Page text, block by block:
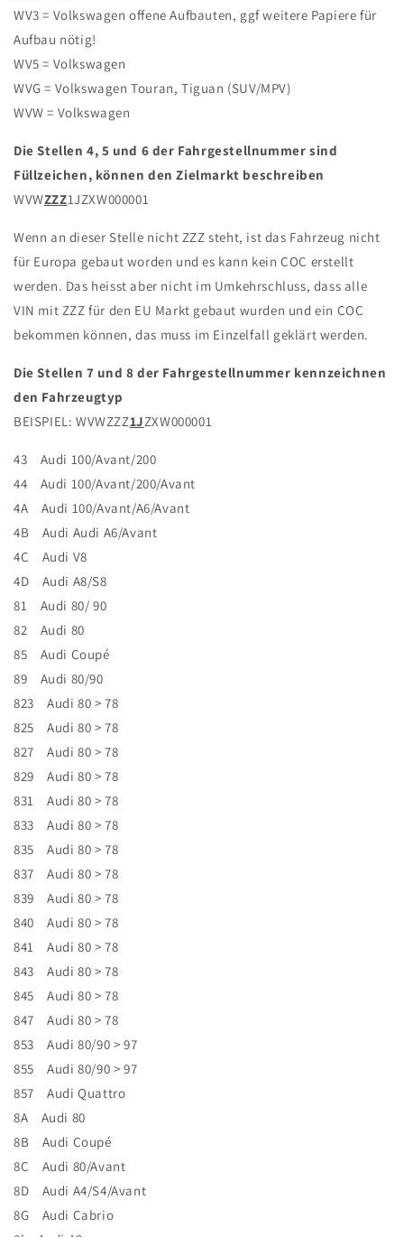
WV3 = Volkswagen offene Aufbauten, ggf weitere Papiere für
Aufbau nötig!
WV5 = Volkswagen
WVG = Volkswagen Touran, Tiguan (SUV/MPV)
WVW = Volkswagen
Die Stellen 4, 5 und 6 der Fahrgestellnummer sind
Füllzeichen, können den Zielmarkt beschreiben
WVWZZZ1JZXW000001
Wenn an dieser Stelle nicht ZZZ steht, ist das Fahrzeug nicht
für Europa gebaut worden und es kann kein COC erstellt
werden. Das heisst aber nicht im Umkehrschluss, dass alle
VIN mit ZZZ für den EU Markt gebaut wurden und ein COC
bekommen können, das muss im Einzelfall geklärt werden.
Die Stellen 7 und 8 der Fahrgestellnummer kennzeichnen
den Fahrzeugtyp
BEISPIEL: WVWZZZ1JZXW000001
43 Audi 100/Avant/200
44 Audi 100/Avant/200/Avant
4A Audi 100/Avant/A6/Avant
4B Audi Audi A6/Avant
4C Audi V8
4D Audi A8/S8
81 Audi 80/ 90
82 Audi 80
85 Audi Coupé
89 Audi 80/90
823 Audi 80 > 78
825 Audi 80 > 78
827 Audi 80 > 78
829 Audi 80 > 78
831 Audi 80 > 78
833 Audi 80 > 78
835 Audi 80 > 78
837 Audi 80 > 78
839 Audi 80 > 78
840 Audi 80 > 78
841 Audi 80 > 78
843 Audi 80 > 78
845 Audi 80 > 78
847 Audi 80 > 78
853 Audi 80/90 > 97
855 Audi 80/90 > 97
857 Audi Quattro
8A Audi 80
8B Audi Coupé
8C Audi 80/Avant
8D Audi A4/S4/Avant
8G Audi Cabrio